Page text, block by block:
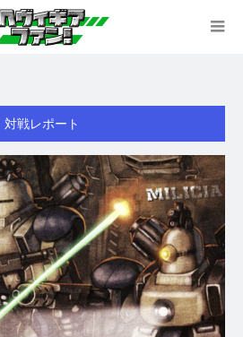
対戦レポート